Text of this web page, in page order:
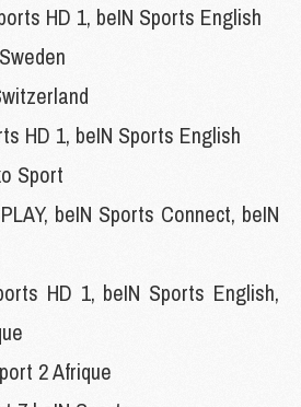
HD 1, beIN Sports English
HD 1, beIN Sports English
Sport
beIN Sports Connect, beIN
HD 1, beIN Sports English,
2 Afrique